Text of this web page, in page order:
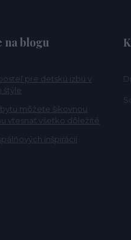
na blogu
pre detskú izbu v
štýle
môžete šikovnou
vtesnať všetko dôležité
inšpirácií